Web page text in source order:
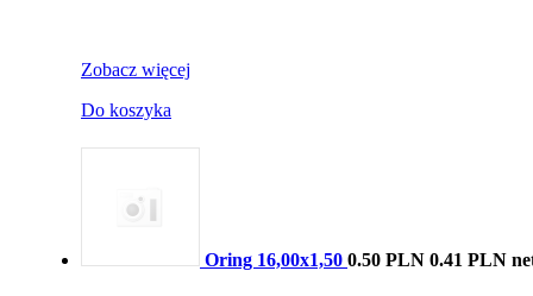
Zobacz więcej
Do koszyka
Oring 16,00x1,50 0.50 PLN 0.41 PLN